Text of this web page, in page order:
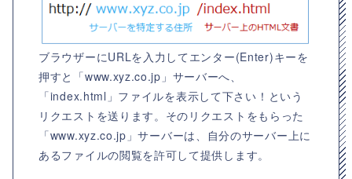
ブラウザーにURLを入力してエンター(Enter)キーを
押すと「www.xyz.co.jp」サーバーへ、
「index.html」ファイルを表示して下さい！という
リクエストを送ります。そのリクエストをもらった
「www.xyz.co.jp」サーバーは、自分のサーバー上に
あるファイルの閲覧を許可して提供します。